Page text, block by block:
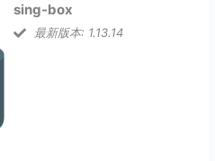
sing-box
最新版本: 1.13.14